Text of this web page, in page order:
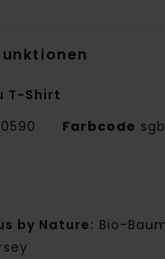
T-Shirt
Farbcode
by Nature: Bio-